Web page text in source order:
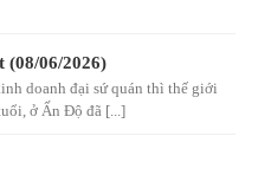
(08/06/2026)
doanh đại sứ quán thì thế giới
ở Ấn Độ đã [...]